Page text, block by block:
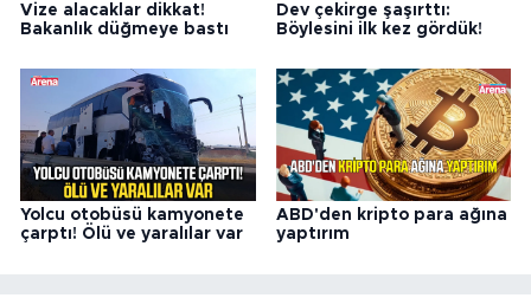
Vize alacaklar dikkat!
Bakanlık düğmeye bastı
Dev çekirge şaşırttı:
Böylesini ilk kez gördük!
Yolcu otobüsü kamyonete
çarptı! Ölü ve yaralılar var
ABD'den kripto para ağına
yaptırım